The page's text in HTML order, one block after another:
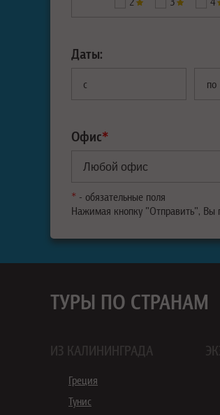
Даты:
с по
Офис*
* - обязательные поля
Нажимая кнопку "Отправить", Вы
ТУРЫ ПО СТРАНАМ
ИЗ КАЛИНИНГРАДА
Греция
Тунис